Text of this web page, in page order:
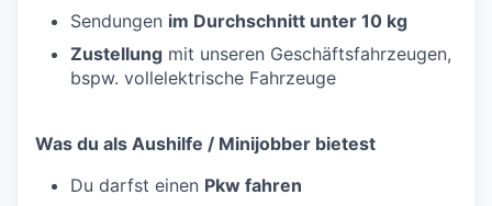
Sendungen im Durchschnitt unter 10 kg
Zustellung mit unseren Geschäftsfahrzeugen,
bspw. vollelektrische Fahrzeuge
Was du als Aushilfe / Minijobber bietest
Du darfst einen Pkw fahren